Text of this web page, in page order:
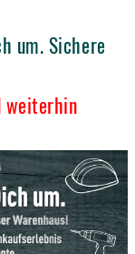
um. Sichere
weiterhin